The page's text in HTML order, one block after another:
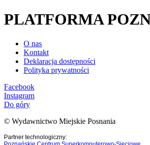
PLATFORMA
O nas
Kontakt
Deklaracja dostępności
Polityka prywatności
Facebook
Instagram
Do góry
© Wydawnictwo Miejskie Posnania
Partner technologiczny: